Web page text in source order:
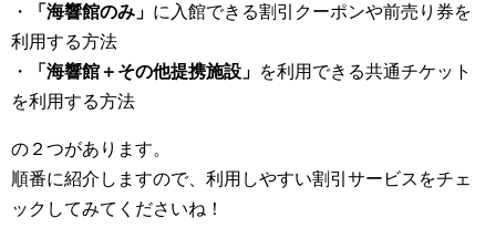
・ 「海響館のみ」 に入館できる割引クーポンや前売り券を
利用する方法
・
「海響館＋その他提携施設」 を利用できる共通チケット
を利用する方法
の２つがあります。
順番に紹介しますので、利用しやすい割引サービスをチェ
ックしてみてくださいね！